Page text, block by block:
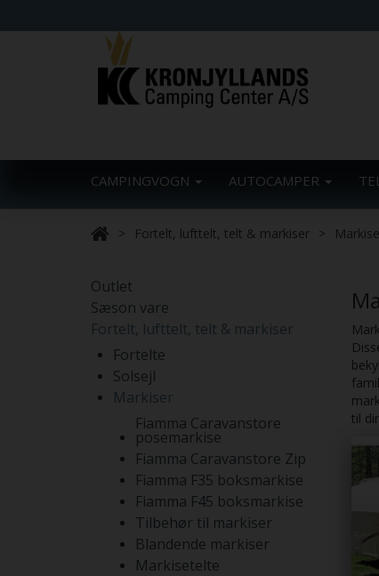
CAMPINGVOGN AUTOCAMPER
Fortelt, lufttelt, telt & markiser
Outlet
Sæson vare
Fortelt, lufttelt, telt & markiser
Fortelte
Solsejl
Markiser
Fiamma Caravanstore
posemarkise
Fiamma Caravanstore Zip
Fiamma F35 boksmarkise
Fiamma F45 boksmarkise
Tilbehør til markiser
Blandende markiser
Markisetelte
til